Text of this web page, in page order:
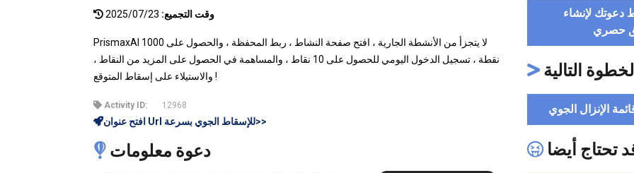
وقت التجميع: 2025/07/23
PrismaxAI لا يتجزأ من الأنشطة الجارية ، افتح صفحة النشاط ، ربط المحفظة ، والحصول على 1000
نقطة ، تسجيل الدخول اليومي للحصول على 10 نقاط ، والمساهمة في الحصول على المزيد من النقاط ،
والاستيلاء على إسقاط المتوقع !
Activity ID: 12968
افتح عنوان Url للإسقاط الجوي بسرعة>>
دعوة معلومات
دعوتك لإنشاء
حصري
التالية
الإنزال الجوي
تحتاج أيضا